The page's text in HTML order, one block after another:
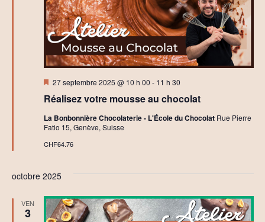
Réalisez votre mousse au chocolat
Mis
avant
27 septembre 2025 @ 10 h 00 - 11 h 30
La Bonbonnière Chocolaterie - L'École du Chocolat Rue Pierre
Fatio 15, Genève, Suisse
CHF64.76
octobre 2025
VEN
3